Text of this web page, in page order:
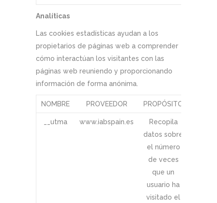
Analíticas
Las cookies estadísticas ayudan a los
propietarios de páginas web a comprender
cómo interactúan los visitantes con las
páginas web reuniendo y proporcionando
información de forma anónima.
NOMBRE PROVEEDOR PROPÓSITO
__utma www.iabspain.es
Recopila
datos sobre
el número
de veces
que un
usuario ha
visitado el